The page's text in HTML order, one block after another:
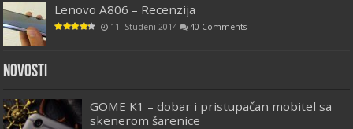
Lenovo A806 – Recenzija
11. Studeni 2014 40 Comments
Novosti
GOME K1 – dobar i pristupačan mobitel sa
skenerom šarenice